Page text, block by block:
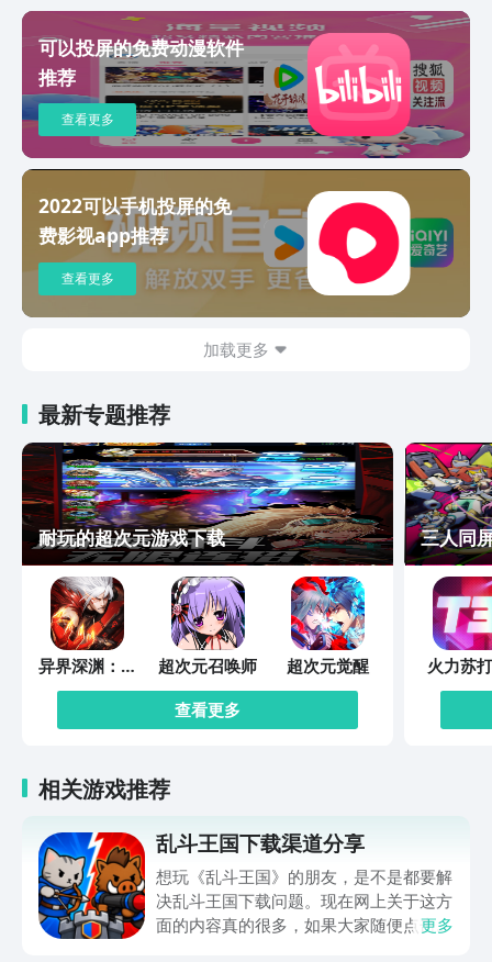
可以投屏的免费动漫软件
推荐
查看更多
2022可以手机投屏的免
费影视app推荐
查看更多
加载更多
最新专题推荐
耐玩的超次元游戏下载
异界深渊：觉
醒
超次元召唤师
超次元觉醒
查看更多
三人同
火力苏
相关游戏推荐
乱斗王国下载渠道分享
想玩《乱斗王国》的朋友，是不是都要解
决乱斗王国下载问题。现在网上关于这方
面的内容真的很多，如果大家随便点击陌
更多